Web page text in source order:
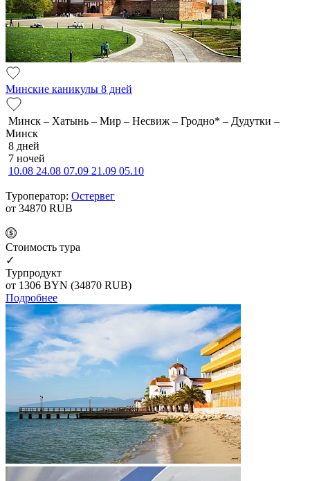
Минские каникулы 8 дней
Минск – Хатынь – Мир – Несвиж – Гродно* – Дудутки –
Минск
8 дней
7 ночей
10.08 24.08 07.09 21.09 05.10
Туроператор: Остервег
от 34870 RUB
Cтоимость тура
✓
Турпродукт
от 1306 BYN (34870 RUB)
Подробнее